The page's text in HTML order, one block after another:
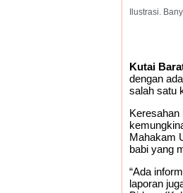
Ilustrasi.
Kutai
dengan
salah satu
Keresahan
Mahakam
babi yang
“Ada
laporan